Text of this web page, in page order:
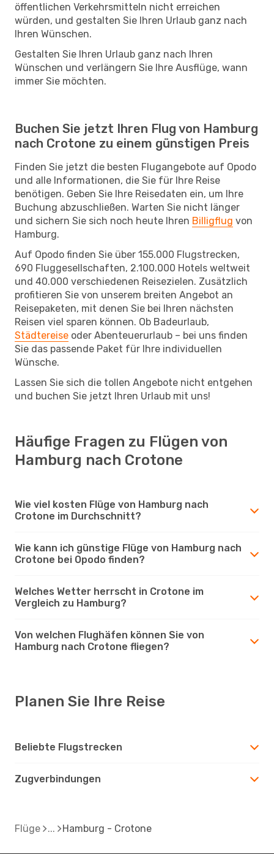
öffentlichen Verkehrsmitteln nicht erreichen
würden, und gestalten Sie Ihren Urlaub ganz nach
Ihren Wünschen.
Gestalten Sie Ihren Urlaub ganz nach Ihren
Wünschen und verlängern Sie Ihre Ausflüge, wann
immer Sie möchten.
Buchen Sie jetzt Ihren Flug von Hamburg
nach Crotone zu einem günstigen Preis
Finden Sie jetzt die besten Flugangebote auf Opodo
und alle Informationen, die Sie für Ihre Reise
benötigen. Geben Sie Ihre Reisedaten ein, um Ihre
Buchung abzuschließen. Warten Sie nicht länger
und sichern Sie sich noch heute Ihren Billigflug von
Hamburg.
Auf Opodo finden Sie über 155.000 Flugstrecken,
690 Fluggesellschaften, 2.100.000 Hotels weltweit
und 40.000 verschiedenen Reisezielen. Zusätzlich
profitieren Sie von unserem breiten Angebot an
Reisepaketen, mit denen Sie bei Ihren nächsten
Reisen viel sparen können. Ob Badeurlaub,
Städtereise oder Abenteuerurlaub – bei uns finden
Sie das passende Paket für Ihre individuellen
Wünsche.
Lassen Sie sich die tollen Angebote nicht entgehen
und buchen Sie jetzt Ihren Urlaub mit uns!
Häufige Fragen zu Flügen von
Hamburg nach Crotone
Wie viel kosten Flüge von Hamburg nach
Crotone im Durchschnitt?
Wie kann ich günstige Flüge von Hamburg nach
Crotone bei Opodo finden?
Welches Wetter herrscht in Crotone im
Vergleich zu Hamburg?
Von welchen Flughäfen können Sie von
Hamburg nach Crotone fliegen?
Planen Sie Ihre Reise
Beliebte Flugstrecken
Zugverbindungen
Flüge Hamburg - Crotone